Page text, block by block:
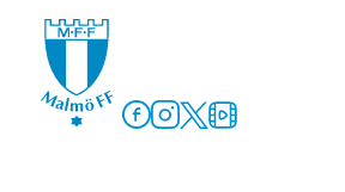
Event
rasismer